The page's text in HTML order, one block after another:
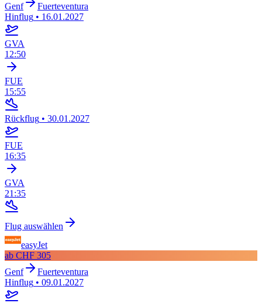
Genf
Fuerteventura
Hinflug • 16.01.2027
GVA
12:50
FUE
15:55
Rückflug • 30.01.2027
FUE
16:35
GVA
21:35
Flug auswählen
easyJet
ab CHF 305
Genf
Fuerteventura
Hinflug • 09.01.2027